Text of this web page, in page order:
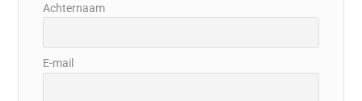
Achternaam
E-mail